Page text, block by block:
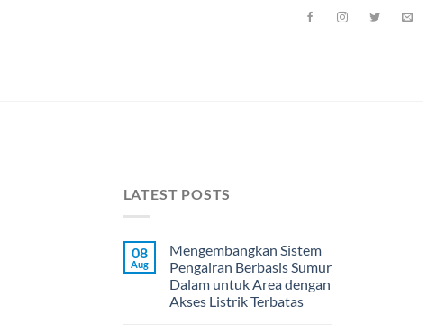
LATEST POSTS
08
Aug
Mengembangkan Sistem
Pengairan Berbasis Sumur
Dalam untuk Area dengan
Akses Listrik Terbatas